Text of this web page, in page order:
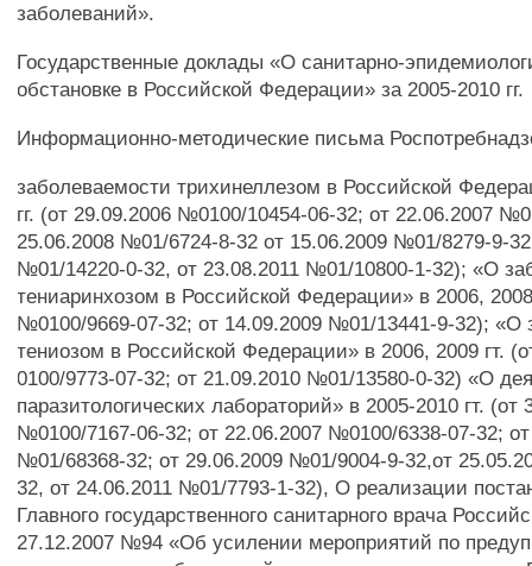
заболеваний».
Государственные доклады «О санитарно-
обстановке в Российской Федерации» за 2005-2010 гг.
Информационно-методические письма
заболеваемости трихинеллезом в Российской
гг. (от 29.09.2006 №0100/10454-06-32; от 22.06.2007
25.06.2008 №01/6724-8-32 от 15.06.2009 №01/8279-9-
№01/14220-0-32, от 23.08.2011 №01/10800-1-32); «О
тениаринхозом в Российской Федерации» в 2006,
№0100/9669-07-32; от 14.09.2009 №01/13441-9-32); «О
тениозом в Российской Федерации» в 2006, 2009 гт.
0100/9773-07-32; от 21.09.2010 №01/13580-0-32) «О
паразитологических лабораторий» в 2005-2010 гт. (от
№0100/7167-06-32; от 22.06.2007 №0100/6338-07-32;
№01/68368-32; от 29.06.2009 №01/9004-9-32,от
32, от 24.06.2011 №01/7793-1-32), О реализации
Главного государственного санитарного врача
27.12.2007 №94 «Об усилении мероприятий по